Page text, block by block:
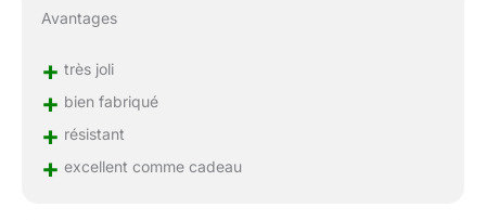
Avantages
+ très joli
+ bien fabriqué
+ résistant
+ excellent comme cadeau